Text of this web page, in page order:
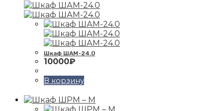
Шкаф ШАМ-24.0
10000₽
В корзину